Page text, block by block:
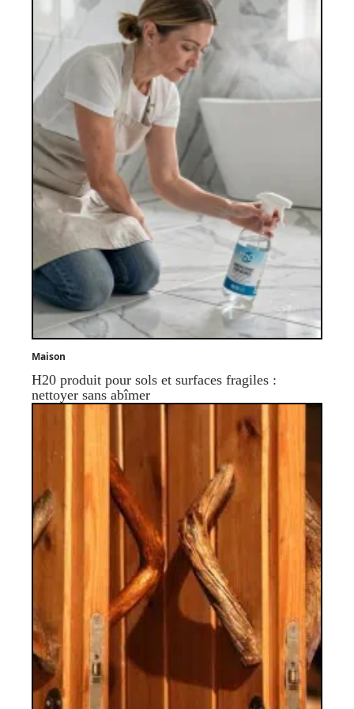
Maison
H20 produit pour sols et surfaces fragiles :
nettoyer sans abîmer